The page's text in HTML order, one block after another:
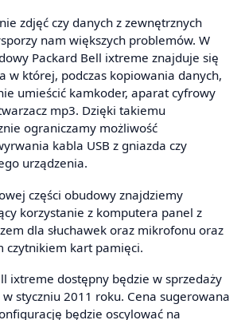
zdjęć czy danych z zewnętrznych
nam większych problemów. W
Packard Bell ixtreme znajduje się
w której, podczas kopiowania danych,
umieścić kamkoder, aparat cyfrowy
mp3. Dzięki takiemu
ograniczamy możliwość
kabla USB z gniazda czy
urządzenia.
części obudowy znajdziemy
korzystanie z komputera panel z
dla słuchawek oraz mikrofonu oraz
kart pamięci.
ixtreme dostępny będzie w sprzedaży
w styczniu 2011 roku. Cena sugerowana
będzie oscylować na